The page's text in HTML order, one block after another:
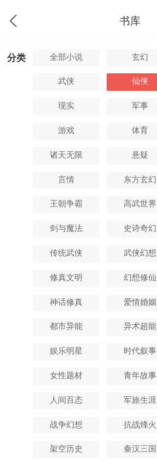
书库
分类 全部小说 玄幻
武侠 仙侠
现实 军事
游戏 体育
诸天无限 悬疑
言情 东方玄幻
王朝争霸 高武世界
剑与魔法 史诗奇幻
传统武侠 武侠幻想
修真文明 幻想修仙
神话修真 爱情婚姻
都市异能 异术超能
娱乐明星 时代叙事
女性题材 青年故事
人间百态 军旅生涯
战争幻想 抗战烽火
架空历史 秦汉三国